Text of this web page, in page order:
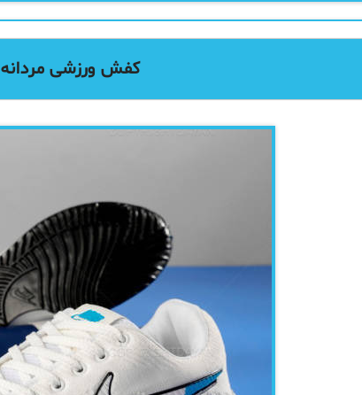
کفش ورزشی مردانه Nike